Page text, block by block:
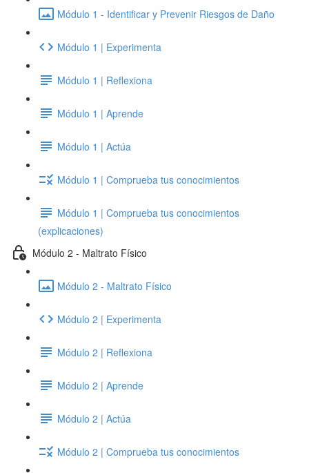
Módulo 1 - Identificar y Prevenir Riesgos de Daño
Módulo 1 | Experimenta
Módulo 1 | Reflexiona
Módulo 1 | Aprende
Módulo 1 | Actúa
Módulo 1 | Comprueba tus conocimientos
Módulo 1 | Comprueba tus conocimientos
(explicaciones)
Módulo 2 - Maltrato Físico
Módulo 2 - Maltrato Físico
Módulo 2 | Experimenta
Módulo 2 | Reflexiona
Módulo 2 | Aprende
Módulo 2 | Actúa
Módulo 2 | Comprueba tus conocimientos